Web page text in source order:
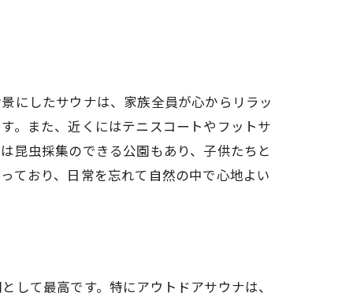
にしたサウナは、家族全員が心からリラッ
。また、近くにはテニスコートやフットサ
昆虫採集のできる公園もあり、子供たちと
ており、日常を忘れて自然の中で心地よい
て最高です。特にアウトドアサウナは、